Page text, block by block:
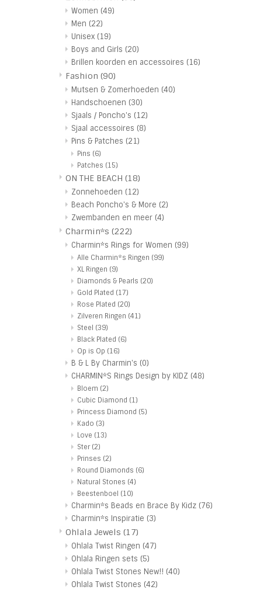
Women (49)
Men (22)
Unisex (19)
Boys and Girls (20)
Brillen koorden en accessoires (16)
Fashion (90)
Mutsen & Zomerhoeden (40)
Handschoenen (30)
Sjaals / Poncho's (12)
Sjaal accessoires (8)
Pins & Patches (21)
Pins (6)
Patches (15)
ON THE BEACH (18)
Zonnehoeden (12)
Beach Poncho's & More (2)
Zwembanden en meer (4)
Charmin*s (222)
Charmin*s Rings for Women (99)
Alle Charmin*s Ringen (99)
XL Ringen (9)
Diamonds & Pearls (20)
Gold Plated (17)
Rose Plated (20)
Zilveren Ringen (41)
Steel (39)
Black Plated (6)
Op is Op (16)
B & L By Charmin's (0)
CHARMIN*S Rings Design by KIDZ (48)
Bloem (2)
Cubic Diamond (1)
Princess Diamond (5)
Kado (3)
Love (13)
Ster (2)
Prinses (2)
Round Diamonds (6)
Natural Stones (4)
Beestenboel (10)
Charmin*s Beads en Brace By Kidz (76)
Charmin*s Inspiratie (3)
Ohlala Jewels (17)
Ohlala Twist Ringen (47)
Ohlala Ringen sets (5)
Ohlala Twist Stones New!! (40)
Ohlala Twist Stones (42)